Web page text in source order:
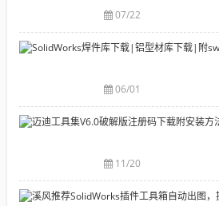
07/22
06/01
11/20